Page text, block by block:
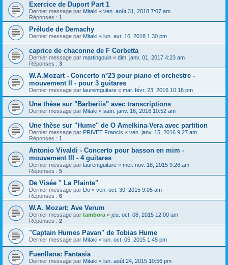
Exercice de Duport Part 1
Dernier message par Mitaki « ven. août 31, 2018 7:07 am
Réponses : 1
Prélude de Demachy
Dernier message par Mitaki « lun. avr. 16, 2018 1:30 pm
caprice de chaconne de F Corbetta
Dernier message par martingouin « dim. janv. 01, 2017 4:23 am
Réponses : 3
W.A.Mozart - Concerto n°23 pour piano et orchestre -
mouvement II - pour 3 guitares
Dernier message par laurentguitare « mar. févr. 23, 2016 10:16 pm
Une thèse sur "Barberiis" avec transcriptions
Dernier message par Mitaki « sam. janv. 16, 2016 10:52 am
Une thèse sur "Hume" de O Amelkina-Vera avec partition
Dernier message par PRIVET Francis « ven. janv. 15, 2016 9:27 am
Réponses : 1
Antonio Vivaldi - Concerto pour basson en mim -
mouvement III - 4 guitares
Dernier message par laurentguitare « mer. nov. 18, 2015 9:26 am
Réponses : 5
De Visée " La Plainte"
Dernier message par Do « ven. oct. 30, 2015 9:05 am
Réponses : 6
W.A. Mozart; Ave Verum
Dernier message par tambora « jeu. oct. 08, 2015 12:00 am
Réponses : 2
"Captain Humes Pavan" de Tobias Hume
Dernier message par Mitaki « lun. oct. 05, 2015 1:45 pm
Fuenllana: Fantasia
Dernier message par Mitaki « lun. août 24, 2015 10:56 pm